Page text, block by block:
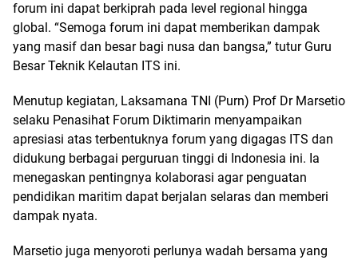
forum ini dapat berkiprah pada level regional hingga
global. “Semoga forum ini dapat memberikan dampak
yang masif dan besar bagi nusa dan bangsa,” tutur Guru
Besar Teknik Kelautan ITS ini.
Menutup kegiatan, Laksamana TNI (Purn) Prof Dr Marsetio
selaku Penasihat Forum Diktimarin menyampaikan
apresiasi atas terbentuknya forum yang digagas ITS dan
didukung berbagai perguruan tinggi di Indonesia ini. Ia
menegaskan pentingnya kolaborasi agar penguatan
pendidikan maritim dapat berjalan selaras dan memberi
dampak nyata.
Marsetio juga menyoroti perlunya wadah bersama yang